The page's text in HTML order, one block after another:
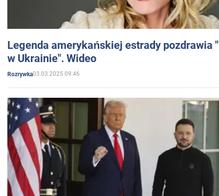
Legenda amerykańskiej estrady pozdrawia
w Ukrainie". Wideo
Rozrywka03.03.2025 09:46